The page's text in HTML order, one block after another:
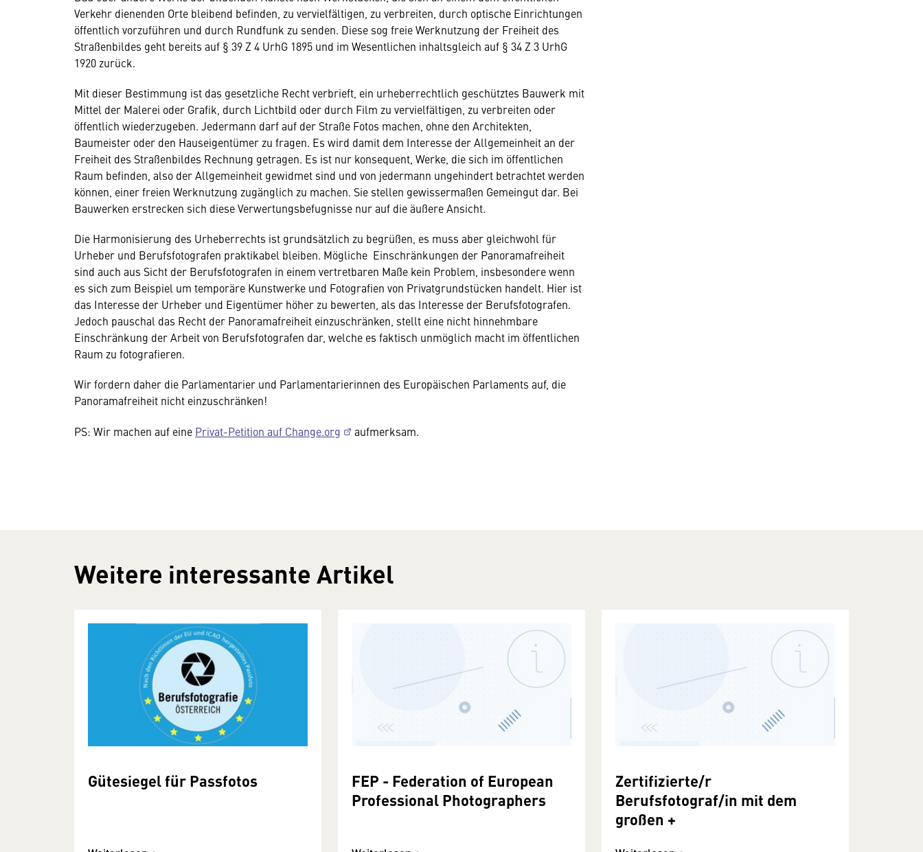
Verkehr dienenden Orte bleibend befinden, zu vervielfältigen, zu verbreiten, durch optische Einrichtungen
öffentlich vorzuführen und durch Rundfunk zu senden. Diese sog freie Werknutzung der Freiheit des
Straßenbildes geht bereits auf § 39 Z 4 UrhG 1895 und im Wesentlichen inhaltsgleich auf § 34 Z 3 UrhG
1920 zurück.
Mit dieser Bestimmung ist das gesetzliche Recht verbrieft, ein urheberrechtlich geschütztes Bauwerk mit
Mittel der Malerei oder Grafik, durch Lichtbild oder durch Film zu vervielfältigen, zu verbreiten oder
öffentlich wiederzugeben. Jedermann darf auf der Straße Fotos machen, ohne den Architekten,
Baumeister oder den Hauseigentümer zu fragen. Es wird damit dem Interesse der Allgemeinheit an der
Freiheit des Straßenbildes Rechnung getragen. Es ist nur konsequent, Werke, die sich im öffentlichen
Raum befinden, also der Allgemeinheit gewidmet sind und von jedermann ungehindert betrachtet werden
können, einer freien Werknutzung zugänglich zu machen. Sie stellen gewissermaßen Gemeingut dar. Bei
Bauwerken erstrecken sich diese Verwertungsbefugnisse nur auf die äußere Ansicht.
Die Harmonisierung des Urheberrechts ist grundsätzlich zu begrüßen, es muss aber gleichwohl für
Urheber und Berufsfotografen praktikabel bleiben. Mögliche Einschränkungen der Panoramafreiheit
sind auch aus Sicht der Berufsfotografen in einem vertretbaren Maße kein Problem, insbesondere wenn
es sich zum Beispiel um temporäre Kunstwerke und Fotografien von Privatgrundstücken handelt. Hier ist
das Interesse der Urheber und Eigentümer höher zu bewerten, als das Interesse der Berufsfotografen.
Jedoch pauschal das Recht der Panoramafreiheit einzuschränken, stellt eine nicht hinnehmbare
Einschränkung der Arbeit von Berufsfotografen dar, welche es faktisch unmöglich macht im öffentlichen
Raum zu fotografieren.
Wir fordern daher die Parlamentarier und Parlamentarierinnen des Europäischen Parlaments auf, die
Panoramafreiheit nicht einzuschränken!
PS: Wir machen auf eine Privat-Petition auf Change.org aufmerksam.
Weitere interessante Artikel
Gütesiegel für Passfotos
FEP - Federation of European
Professional Photographers
Zertifizierte/r
Berufsfotograf/in mit dem
großen +